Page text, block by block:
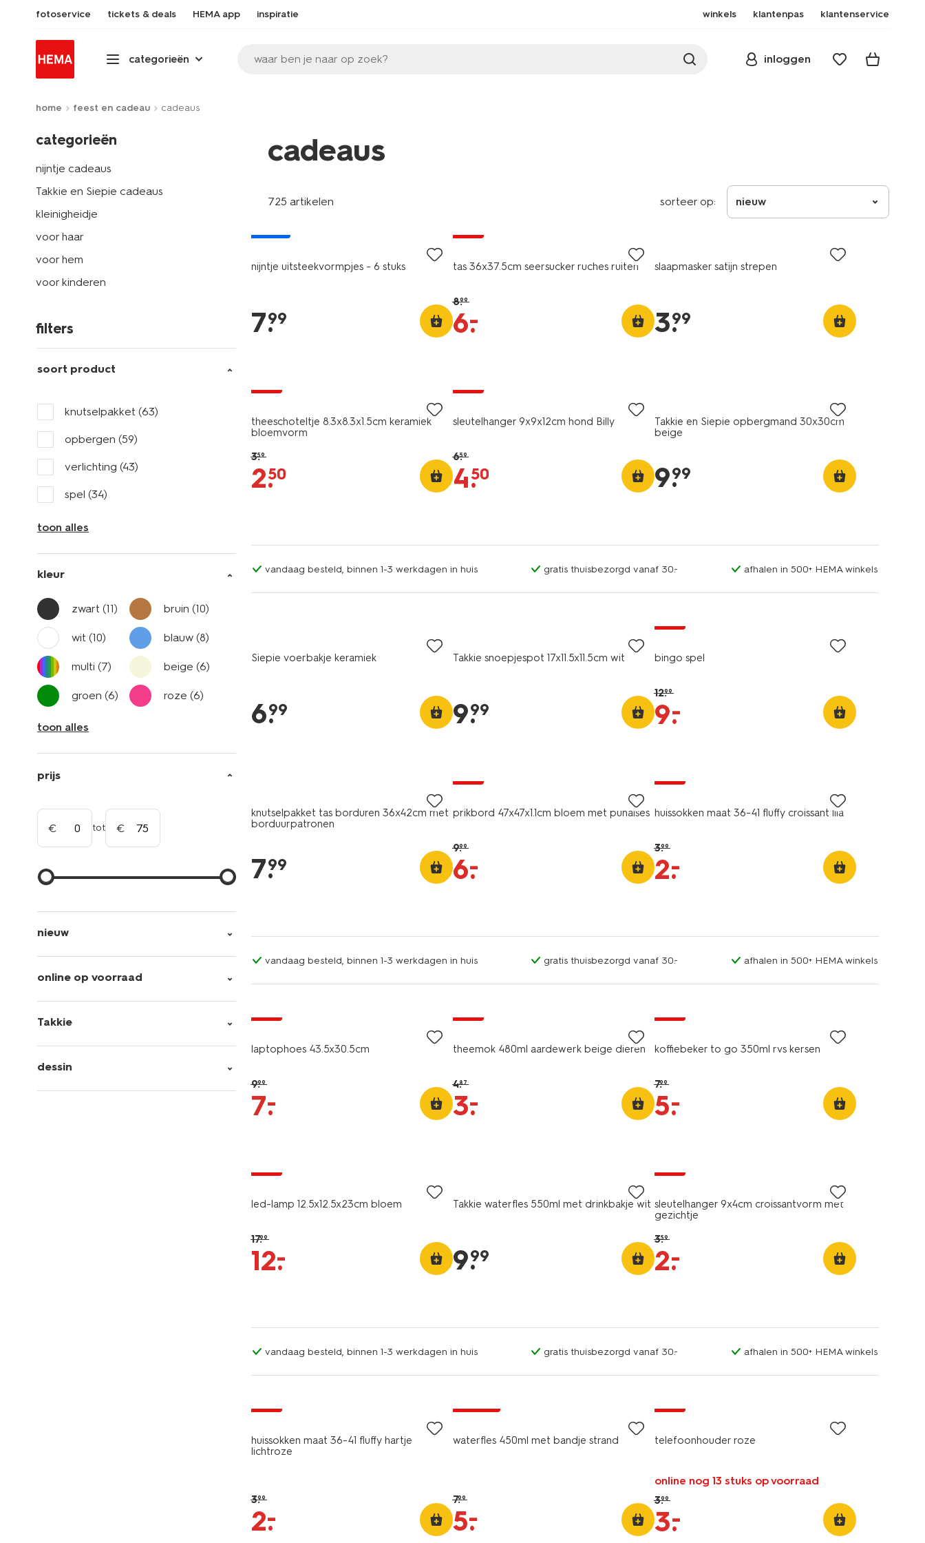
fotoservice tickets & deals HEMA app inspiratie winkels klantenpas klantenservice
categorieën waar ben je naar op zoek? inloggen
home feest en cadeau cadeaus
categorieën
nijntje cadeaus
Takkie en Siepie cadeaus
kleinigheidje
voor haar
voor hem
voor kinderen
filters
soort product
knutselpakket (63)
opbergen (59)
verlichting (43)
spel (34)
toon alles
kleur
zwart (11) bruin(10)
wit (10) blauw(8)
multi (7) beige(6)
groen (6) roze(6)
toon alles
prijs
tot
nieuw
online op voorraad
Takkie
dessin
cadeaus
725 artikelen sorteer op: nieuw
nijntje uitsteekvormpjes - 6 stuks
7.
99
tas 36x37.5cm seersucker ruches ruiten
8.99
6.
–
slaapmasker satijn strepen
3.
99
theeschoteltje 8.3x8.3x1.5cm keramiek
bloemvorm
3.59
2.
50
sleutelhanger 9x9x12cm hond Billy
6.59
4.
50
Takkie en Siepie opbergmand 30x30cm
beige
9.
99
vandaag besteld, binnen 1-3 werkdagen in huis gratis thuisbezorgd vanaf 30.- afhalen in 500+ HEMA winkels
Siepie voerbakje keramiek
6.
99
Takkie snoepjespot 17x11.5x11.5cm wit
9.
99
bingo spel
12.99
9.
–
knutselpakket tas borduren 36x42cm met
borduurpatronen
7.
99
prikbord 47x47x1.1cm bloem met punaises
9.99
6.
–
huissokken maat 36-41 fluffy croissant lila
3.99
2.
–
vandaag besteld, binnen 1-3 werkdagen in huis gratis thuisbezorgd vanaf 30.- afhalen in 500+ HEMA winkels
laptophoes 43.5x30.5cm
9.99
7.
–
theemok 480ml aardewerk beige dieren
4.87
3.
–
koffiebeker to go 350ml rvs kersen
7.99
5.
–
led-lamp 12.5x12.5x23cm bloem
17.99
12.
–
Takkie waterfles 550ml met drinkbakje wit
9.
99
sleutelhanger 9x4cm croissantvorm met
gezichtje
3.59
2.
–
vandaag besteld, binnen 1-3 werkdagen in huis gratis thuisbezorgd vanaf 30.- afhalen in 500+ HEMA winkels
huissokken maat 36-41 fluffy hartje
lichtroze
3.99
2.
–
waterfles 450ml met bandje strand
7.99
5.
–
telefoonhouder roze
online nog 13 stuks op voorraad
3.99
3.
–